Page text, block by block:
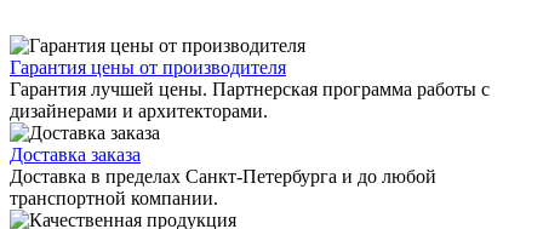
Гарантия цены от производителя
Гарантия лучшей цены. Партнерская программа работы с
дизайнерами и архитекторами.
Доставка заказа
Доставка в пределах Санкт-Петербурга и до любой
транспортной компании.